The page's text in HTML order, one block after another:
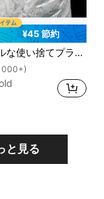
¥45 節約
ッチン、ピクニック、BBQ、パーティーに適しています - 食品を新鮮で衛生的、使い捨てフードカバー、BBQアクセサリー、鮮やかな色
と見る